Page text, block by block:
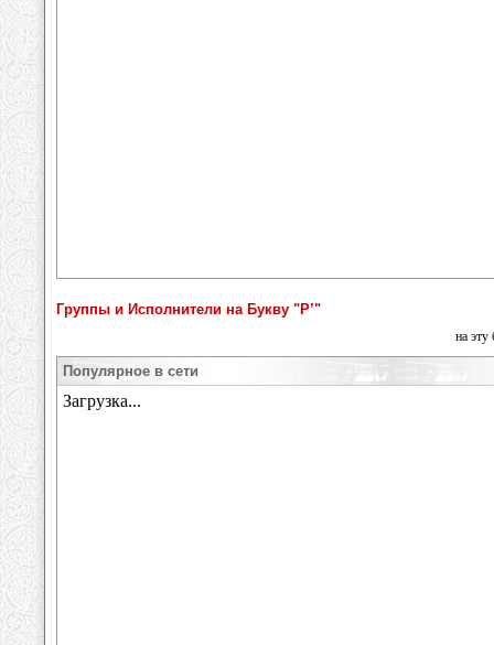
Группы и Исполнители на Букву "Р’"
на эту
Популярное в сети